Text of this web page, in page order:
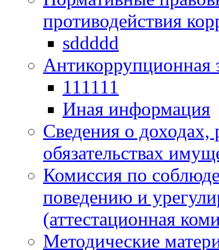
противодействия
sddddd
Антикоррупционная
111111
Иная информация
Сведения о доходах,
обязательствах
Комиссия по
поведению и
(аттестационная
Методические